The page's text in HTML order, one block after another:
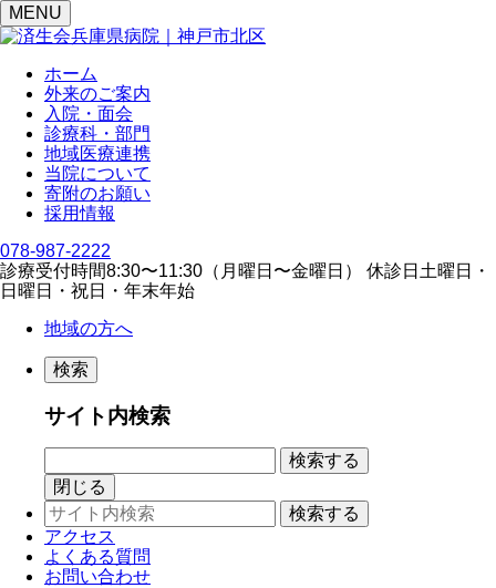
MENU
ホーム
外来のご案内
入院・面会
診療科・部門
地域医療連携
当院について
寄附のお願い
採用情報
078-987-2222
診療受付時間8:30〜11:30（⽉曜⽇〜⾦曜⽇） 休診日 ⼟曜⽇・
⽇曜⽇・祝⽇・年末年始
地域の方へ
検索
サイト内検索
閉じる
アクセス
よくある質問
お問い合わせ